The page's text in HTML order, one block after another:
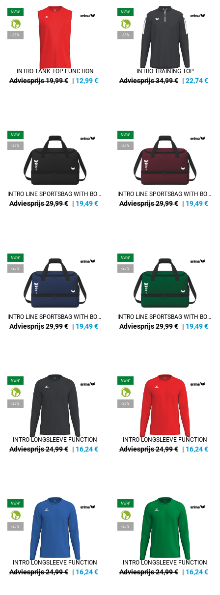
NEW
-35%
INTRO TANK TOP FUNCTION
Adviesprijs 19,99 € | 12,99€
NEW
-35%
INTRO TRAINING TOP
Adviesprijs 34,99 € | 22,74€
NEW
-35%
INTRO LINE SPORTSBAG WITH BOTTOM CASE
Adviesprijs 29,99 € | 19,49€
NEW
-35%
INTRO LINE SPORTSBAG WITH BOTTOM CASE
Adviesprijs 29,99 € | 19,49€
NEW
-35%
INTRO LINE SPORTSBAG WITH BOTTOM CASE
Adviesprijs 29,99 € | 19,49€
NEW
-35%
INTRO LINE SPORTSBAG WITH BOTTOM CASE
Adviesprijs 29,99 € | 19,49€
NEW
-35%
INTRO LONGSLEEVE FUNCTION
Adviesprijs 24,99 € | 16,24€
NEW
-35%
INTRO LONGSLEEVE FUNCTION
Adviesprijs 24,99 € | 16,24€
NEW
-35%
INTRO LONGSLEEVE FUNCTION
Adviesprijs 24,99 € | 16,24€
NEW
-35%
INTRO LONGSLEEVE FUNCTION
Adviesprijs 24,99 € | 16,24€